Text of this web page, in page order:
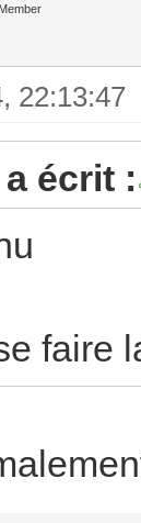
22:13:47
écrit :
faire